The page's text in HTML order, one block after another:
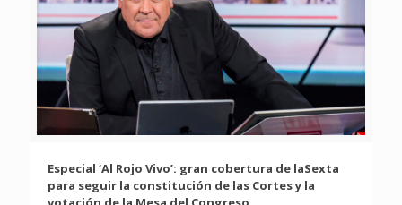
Especial ‘Al Rojo Vivo’: gran cobertura de laSexta
para seguir la constitución de las Cortes y la